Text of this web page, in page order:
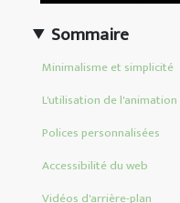
Sommaire
Minimalisme et simplicité
L'utilisation de l'animation
Polices personnalisées
Accessibilité du web
Vidéos d'arrière-plan